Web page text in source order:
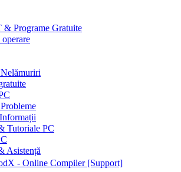
Programe Gratuite
Tutoriale PC
Asistență
- Online Compiler [Support]